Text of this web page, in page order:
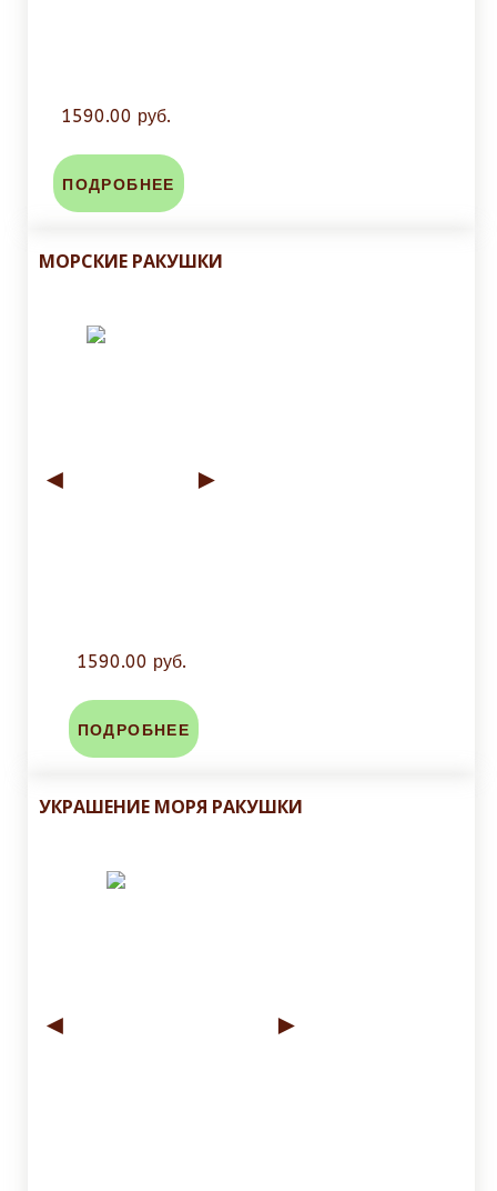
1590.00 руб.
ПОДРОБНЕЕ
МОРСКИЕ РАКУШКИ
◄ ►
1590.00 руб.
ПОДРОБНЕЕ
УКРАШЕНИЕ МОРЯ РАКУШКИ
◄ ►